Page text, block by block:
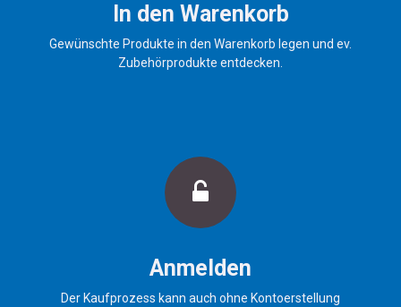
In den Warenkorb
Gewünschte Produkte in den Warenkorb legen und ev.
Zubehörprodukte entdecken.
Anmelden
Der Kaufprozess kann auch ohne Kontoerstellung